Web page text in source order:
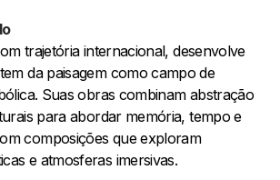
trajetória internacional, desenvolve
da paisagem como campo de
Suas obras combinam abstração
para abordar memória, tempo e
composições que exploram
e atmosferas imersivas.